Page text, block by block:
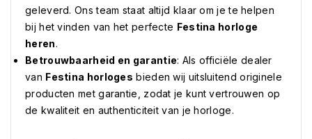
geleverd. Ons team staat altijd klaar om je te helpen
bij het vinden van het perfecte Festina horloge
heren.
Betrouwbaarheid en garantie: Als officiële dealer
van Festina horloges bieden wij uitsluitend originele
producten met garantie, zodat je kunt vertrouwen op
de kwaliteit en authenticiteit van je horloge.